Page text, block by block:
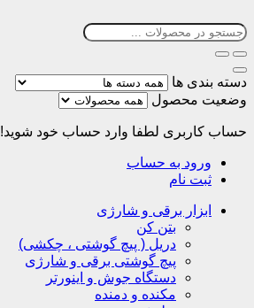
دسته بندی ها
وضعیت محصول
حساب کاربری لطفا وارد حساب خود شوید!
ورود به حساب
ثبت نام
ابزار برقی و شارژی
بتن کن
دریل ( پیچ گوشتی ، چکشی)
پیچ گوشتی برقی و شارژی
دستگاه جوش و اینورتر
مکنده و دمنده